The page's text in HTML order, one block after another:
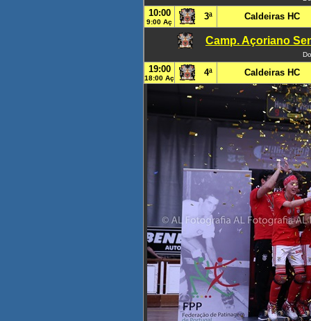
10:00
9:00 Aç
3ª Caldeiras HC
Camp. Açoriano
19:00
18:00 Aç
4ª Caldeiras HC